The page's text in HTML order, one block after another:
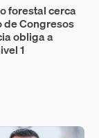
forestal cerca
de Congresos
obliga a
1